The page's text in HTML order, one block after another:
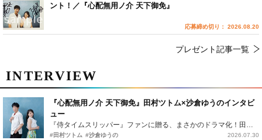
INTERVIEW
『心配無用ノ介 天下御免』田村ツトム×沙倉ゆうのインタビ
ュー
『侍タイムスリッパー』ファンに贈る、まさかのドラマ化！田村ツトム×沙倉ゆうのが語る『心配無用ノ介』撮影秘話
#田村ツトム #沙倉ゆうの 2026.07.30
ント！／『心配無用ノ介 天下御免』
応募締め切り： 2026.08.20
プレゼント記事一覧